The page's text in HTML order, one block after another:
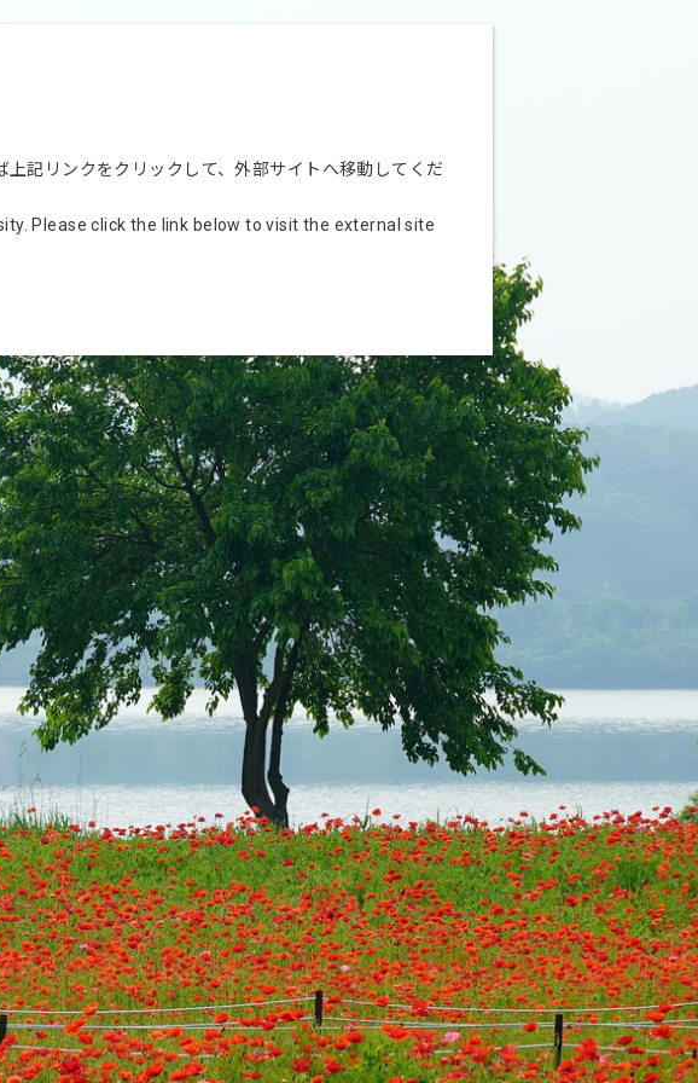
記リンクをクリックして、外部サイトへ移動してくだ
Please click the link below to visit the external site